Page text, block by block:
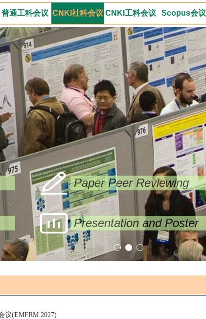
普通工科会议 CNKI社科会议 CNKI工科会议 Scopus会议
Paper Peer Reviewing
Presentation and Poster
议(EMFRM 2027)